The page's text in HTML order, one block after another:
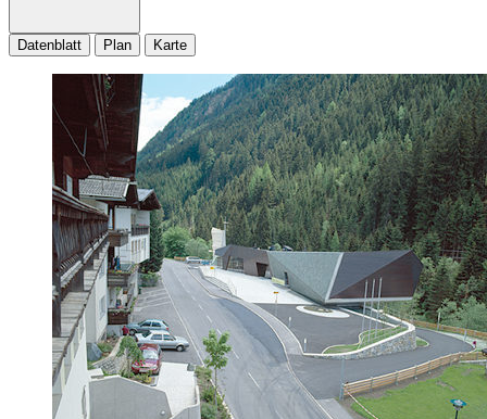
Datenblatt Plan Karte